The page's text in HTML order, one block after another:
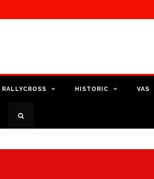
RALLYCROSS HISTORIC VAS